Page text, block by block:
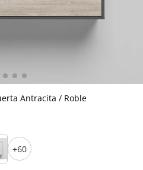
Antracita / Roble
+60